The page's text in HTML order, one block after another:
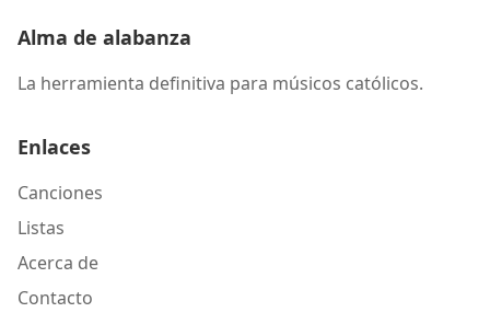
Alma de alabanza
La herramienta definitiva para músicos católicos.
Enlaces
Canciones
Listas
Acerca de
Contacto